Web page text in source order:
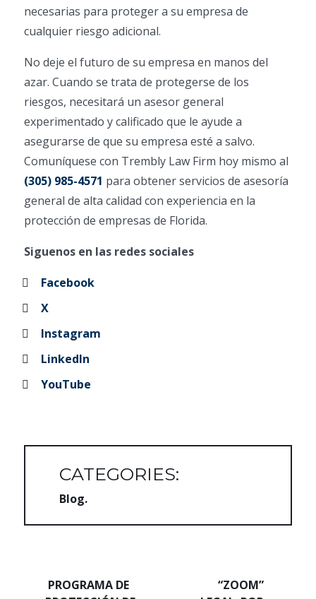
necesarias para proteger a su empresa de
cualquier riesgo adicional.
No deje el futuro de su empresa en manos del
azar. Cuando se trata de protegerse de los
riesgos, necesitará un asesor general
experimentado y calificado que le ayude a
asegurarse de que su empresa esté a salvo.
Comuníquese con Trembly Law Firm hoy mismo al
(305) 985-4571 para obtener servicios de asesoría
general de alta calidad con experiencia en la
protección de empresas de Florida.
Siguenos en las redes sociales
Facebook
X
Instagram
LinkedIn
YouTube
CATEGORIES:
Blog
Navegación de entradas
PROGRAMA DE
“ZOOM”